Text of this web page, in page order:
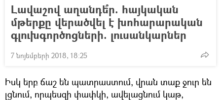
Լավաշով աղանդե՞ր. հայկական
մթերքը վերածվել է խոհարարական
գլուխգործոցների. լուսանկարներ
7 նոյեմբերի 2018, 18:25
Իսկ երբ ճաշ են պատրաստում, վրան տաք ջուր են
լցնում, որպեսզի փափկի, ավելացնում կաթ,